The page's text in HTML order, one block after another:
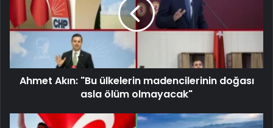
Ahmet Akın: "Bu ülkelerin madencilerinin doğası
asla ölüm olmayacak"